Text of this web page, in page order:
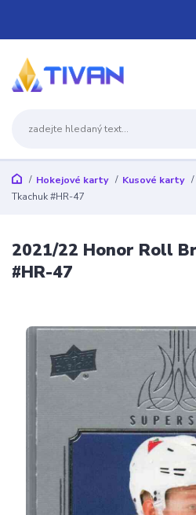
Hokejové karty Kusové karty
Tkachuk #HR-47
2021/22 Honor Roll
#HR-47